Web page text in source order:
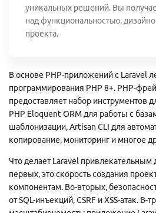
уникальных решений. Вы
над функциональностью,
проекта.
В основе PHP-приложений с Laravel
программирования PHP 8+. PHP-
предоставляет набор инструментов
PHP Eloquent ORM для работы с
шаблонизации, Artisan CLI для
копирование, мониторинг и многое
Что делает Laravel привлекательным
первых, это скорость создания
компонентам. Во-вторых,
от SQL-инъекций, CSRF и XSS-атак. В-